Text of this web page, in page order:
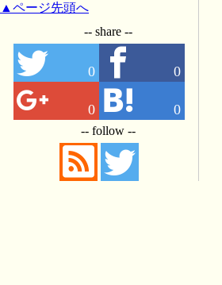
▲ページ先頭へ
-- share --
0 0
0 0
-- follow --